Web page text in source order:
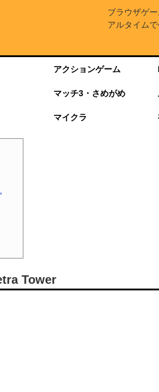
ブラウザゲ
アルタイム
アクションゲーム
マッチ3・さめがめ
マイクラ
Tower